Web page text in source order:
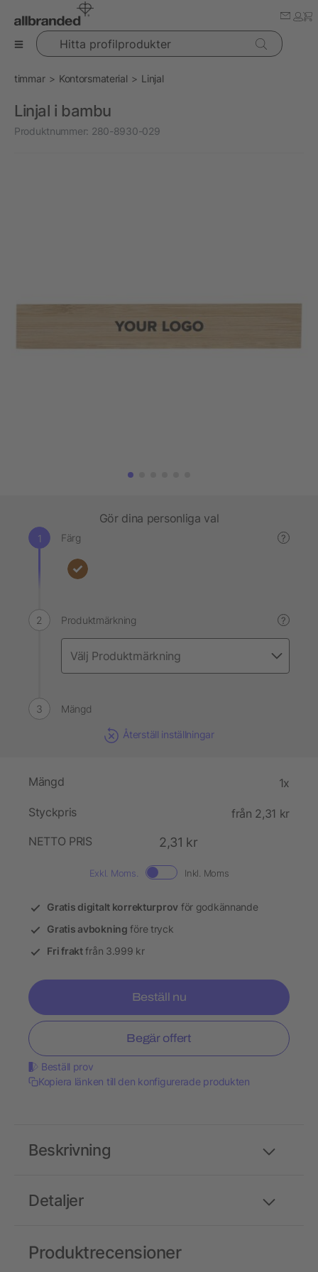
Hitta profilprodukter
timmar Kontorsmaterial Linjal
Linjal i bambu
Produktnummer: 280-8930-029
Gör dina personliga val
Färg ?
Produktmärkning ?
Mängd
Återställ inställningar
Mängd 1x
Styckpris
från 2,31 kr
NETTO PRIS
2,31 kr
Exkl. Moms. Inkl. Moms
Gratis digitalt korrekturprov för godkännande
Gratis avbokning före tryck
Fri fraktfrån 3.999 kr
Beställ nu
Begär offert
Beställ prov
Kopiera länken till den konfigurerade produkten
Detaljer
Beskrivning
Produktrecensioner